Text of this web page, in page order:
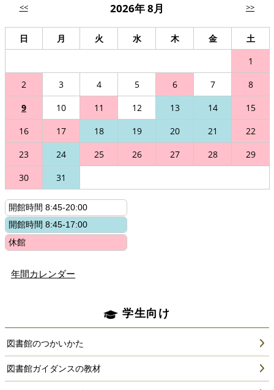
<< 2026年 8月 >>
日 月 火 水 木 金
土
1
2
3 4 5 6 7
8
9
10 11 12 13 14
15
16
17 18 19 20 21
22
23
24 25 26 27 28
29
30
31
年間カレンダー
学生向け
図書館のつかいかた
図書館ガイダンスの教材